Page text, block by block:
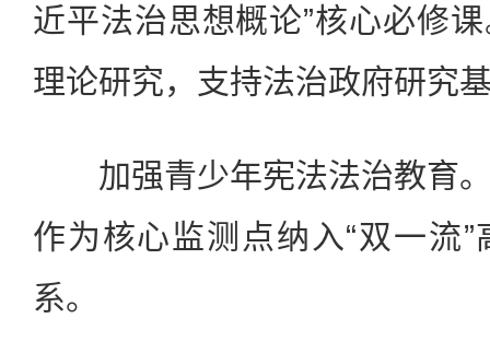
近平法治思想概论”核心必修
理论研究，支持法治政府研究
加强青少年宪法法治教育。
作为核心监测点纳入“双一流
系。